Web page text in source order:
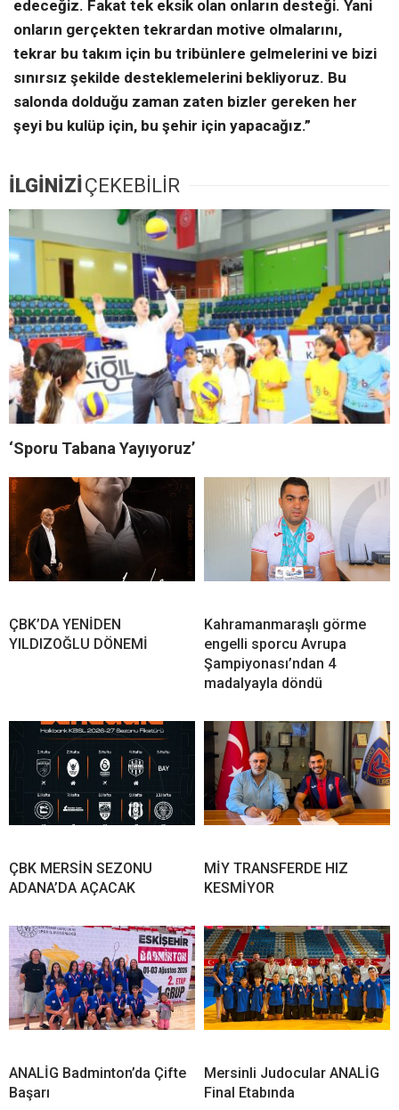
edeceğiz. Fakat tek eksik olan onların desteği. Yani
onların gerçekten tekrardan motive olmalarını,
tekrar bu takım için bu tribünlere gelmelerini ve bizi
sınırsız şekilde desteklemelerini bekliyoruz. Bu
salonda dolduğu zaman zaten bizler gereken her
şeyi bu kulüp için, bu şehir için yapacağız.”
İLGİNİZİÇEKEBİLİR
‘Sporu Tabana Yayıyoruz’
ÇBK’DA YENİDEN
YILDIZOĞLU DÖNEMİ
Kahramanmaraşlı görme
engelli sporcu Avrupa
Şampiyonası’ndan 4
madalyayla döndü
ÇBK MERSİN SEZONU
ADANA’DA AÇACAK
MİY TRANSFERDE HIZ
KESMİYOR
ANALİG Badminton’da Çifte
Başarı
Mersinli Judocular ANALİG
Final Etabında